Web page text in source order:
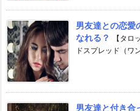
男友達との恋愛
なれる？
【タ
ドスプレッド（ワ
男友達と付き合